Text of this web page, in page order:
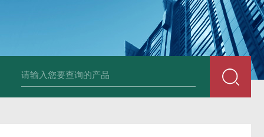
JDT-GT-A8E不锈钢重